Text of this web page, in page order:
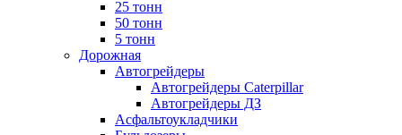
25 тонн
50 тонн
5 тонн
Дорожная
Автогрейдеры
Автогрейдеры Caterpillar
Автогрейдеры ДЗ
Асфальтоукладчики